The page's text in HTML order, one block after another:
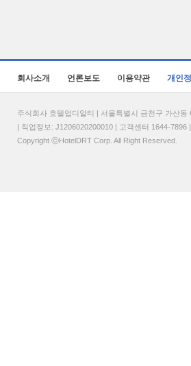
회사소개 언론보도 이용약관 개인
주식회사 호텔업디알티 | 서울특별시 금천구 가산
| 직업정보: J1206020200010 | 고객센터 1644-7896
Copyright ⓒHotelDRT Corp. All Right Reserved.